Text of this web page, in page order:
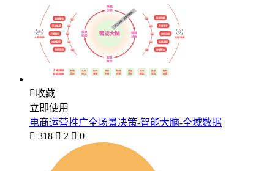
收藏
立即使用
电商运营推广全场景决策-智能大脑-全域数据
 318  2  0